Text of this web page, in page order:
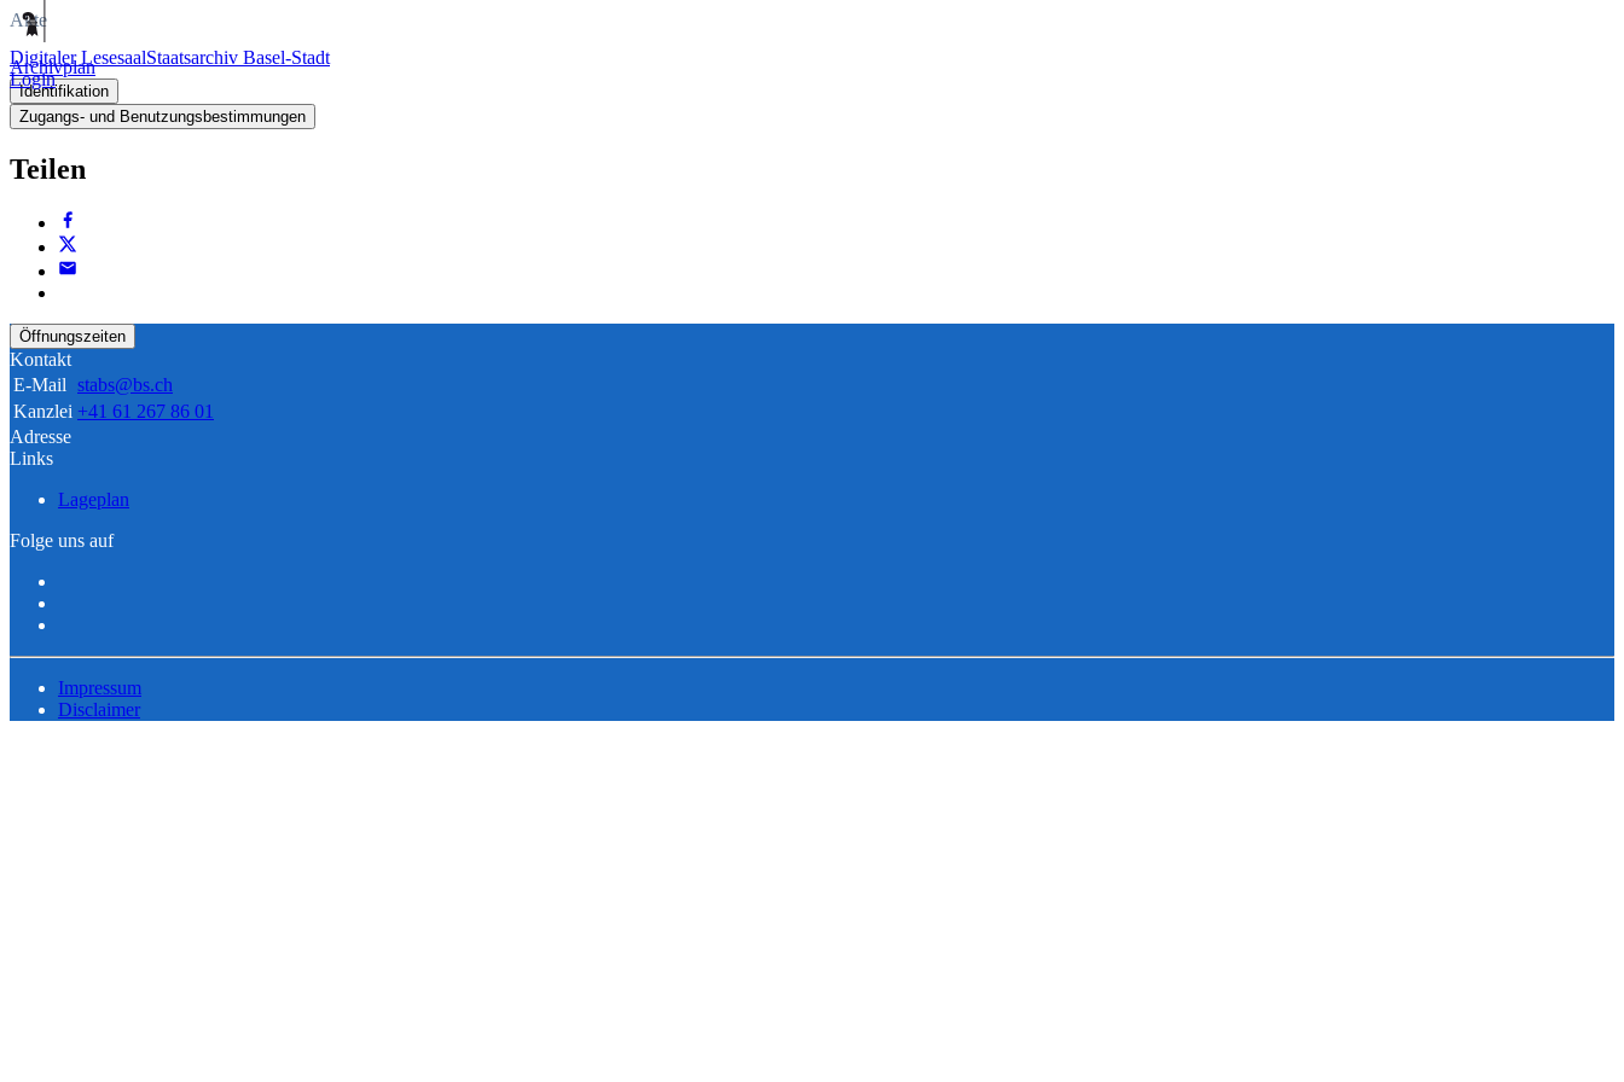
Digitaler LesesaalStaatsarchiv Basel-Stadt
Login
Akte
Archivplan
Identifikation
Zugangs- und Benutzungsbestimmungen
Teilen
Öffnungszeiten
Kontakt
E-Mail stabs@bs.ch
Kanzlei +41 61 267 86 01
Adresse
Links
Lageplan
Folge uns auf
Impressum
Disclaimer